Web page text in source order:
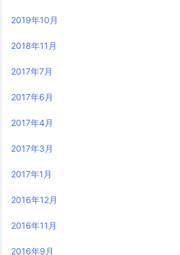
2019年10月
2018年11月
2017年7月
2017年6月
2017年4月
2017年3月
2017年1月
2016年12月
2016年11月
2016年9月